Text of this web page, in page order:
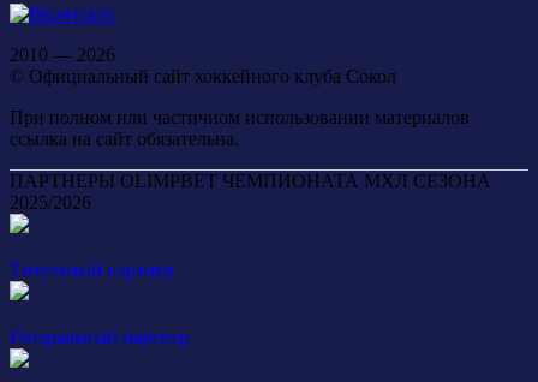
2010 — 2026
© Официальный сайт хоккейного клуба Сокол
При полном или частичном использовании материалов
ссылка на сайт обязательна.
ПАРТНЕРЫ OLIMPBET ЧЕМПИОНАТА МХЛ СЕЗОНА
2025/2026
Титульный партнер
Генеральный партнер